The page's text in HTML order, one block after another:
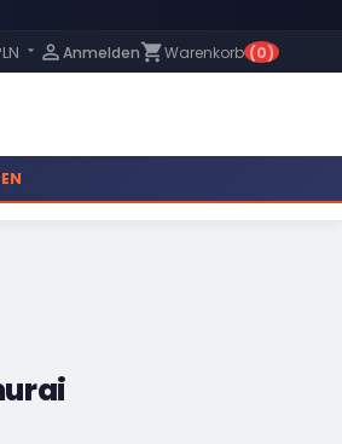
 Anmeldenshopping_cartWarenkorb (0)